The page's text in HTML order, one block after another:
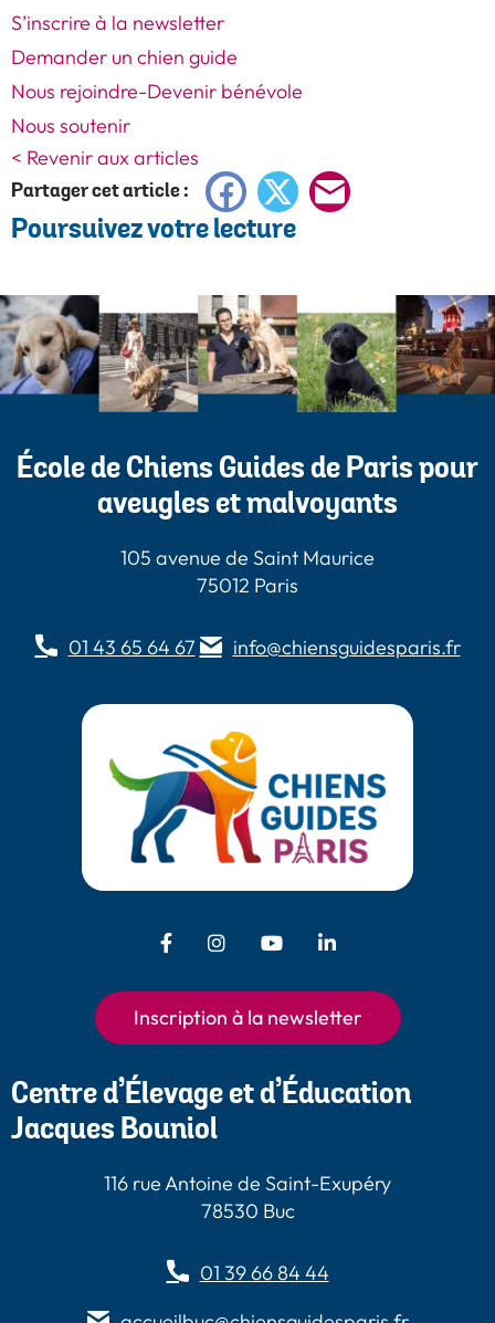
S’inscrire à la newsletter
Demander un chien guide
Nous rejoindre-Devenir bénévole
Nous soutenir
< Revenir aux articles
Partager cet article : Facebook
X
Poursuivez votre lecture
École de Chiens Guides de Paris pour
aveugles et malvoyants
105 avenue de Saint Maurice
75012 Paris
01 43 65 64 67 info@chiensguidesparis.fr
Facebook - Chiens Guides Paris
Instagram - Chiens Guides
Youtube - Chiens
Paris
Inscription à la newsletter
Centre d’Élevage et d’Éducation
Jacques Bouniol
116 rue Antoine de Saint-Exupéry
78530 Buc
01 39 66 84 44